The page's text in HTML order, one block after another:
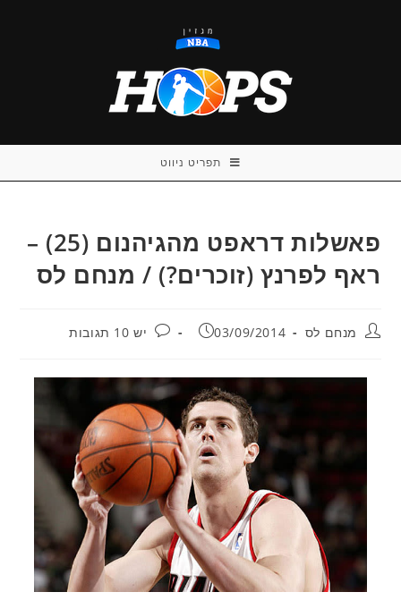
תפריט ניווט
פאשלות דראפט מהגיהנום (25) –
ראף לפרנץ (זוכרים?) / מנחם לס
מחבר:מנחם לס פורסם:
03/09/2014 תגובות:
יש 10 תגובות